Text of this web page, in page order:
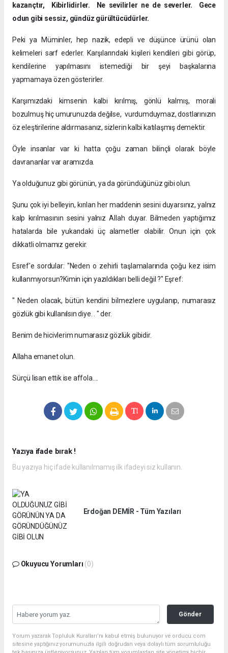
kazançtır, Kibirlidirler. Ne sevilirler ne de severler. Gece
odun gibi sessiz, gündüz gürültücüdürler.
Peki ya Müminler, hep nazik, edepli ve düşünce ürünü olan
kelimeleri sarf ederler. Karşılarındaki kişileri kendileri gibi görüp,
kendilerine yapılmasını istemediği bir şeyi başkalarına
yapmamaya özen gösterirler.
Karşımızdaki kimsenin kalbi kırılmış, gönlü kalmış, morali
bozulmuş hiç umurunuzda değilse, vurdumduymaz, dostlarınızın
öz eleştirilerine aldırmasanız, sizlerin kalbi katılaşmış demektir.
Öyle insanlar var ki hatta çoğu zaman bilinçli olarak böyle
davrananlar var aramızda.
Ya olduğunuz gibi görünün, ya da göründüğünüz gibi olun.
Şunu çok iyi belleyin, kırılan her maddenin sesini duyarsınız, yalnız
kalp kırılmasının sesini yalnız Allah duyar. Bilmeden yaptığımız
hatalarda bile yukarıdaki üç alametler olabilir. Onun için çok
dikkatli olmamız gerekir.
Esref'e sordular: "Neden o zehirli taşlamalarında çoğu kez isim
kullanmıyorsun?Kimin için yazıldıkları belli değil ?" Eşref:
" Neden olacak, bütün kendini bilmezlere uygulanıp, numarasız
gözlük gibi kullanılsın diye. . " der.
Benim de hicivlerim numarasız gözlük gibidir.
Allaha emanet olun.
Sürçü lisan ettik ise affola….
Yazıya ifade bırak !
Bu yazıya hiç ifade kullanılmamış ilk ifadeyi siz kullanın.
Erdoğan DEMİR - Tüm Yazıları
Okuyucu Yorumları (0)
Gönder
Yorum yazarak Topluluk Kuralları’nı kabul etmiş bulunuyor ve orducu.com
sitesine yaptığınız yorumunuzla ilgili doğrudan veya dolaylı tüm sorumluluğu